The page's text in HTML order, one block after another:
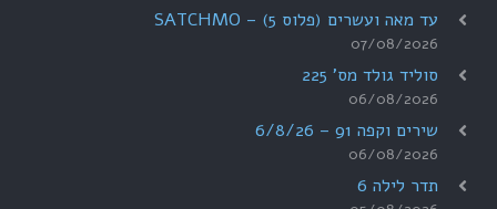
עד מאה ועשרים (פלוס 5) – SATCHMO
07/08/2026
סוליד גולד מס' 225
06/08/2026
שירים וקפה 91 – 6/8/26
06/08/2026
תדר לילה 6